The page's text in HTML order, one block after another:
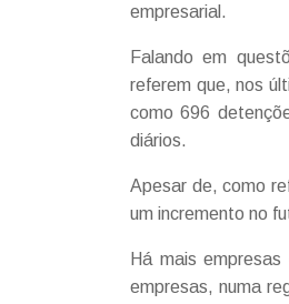
empresarial.
Falando em
referem que, nos
como 696
diários.
Apesar de, como
um incremento no
Há mais
empresas, numa